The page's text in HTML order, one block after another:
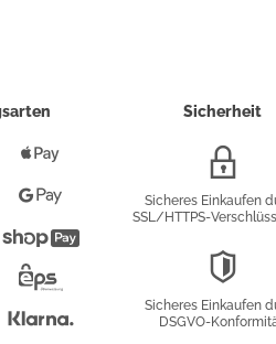
Pay
PayShopify
Überweisung
Sicherheit
Sicheres Einkaufen
SSL/HTTPS-
Sicheres Einkaufen
DSGVO-